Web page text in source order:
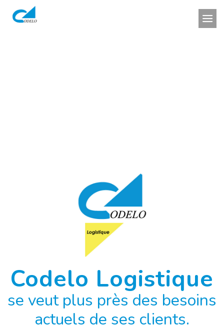
Codelo Logistique
se veut plus près des besoins
actuels de ses clients.